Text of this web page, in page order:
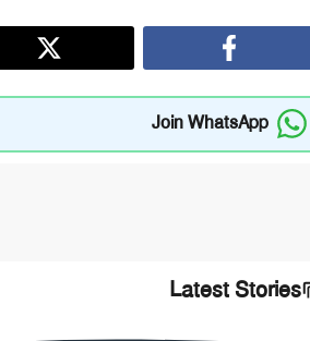
Join WhatsApp
Latest Stories